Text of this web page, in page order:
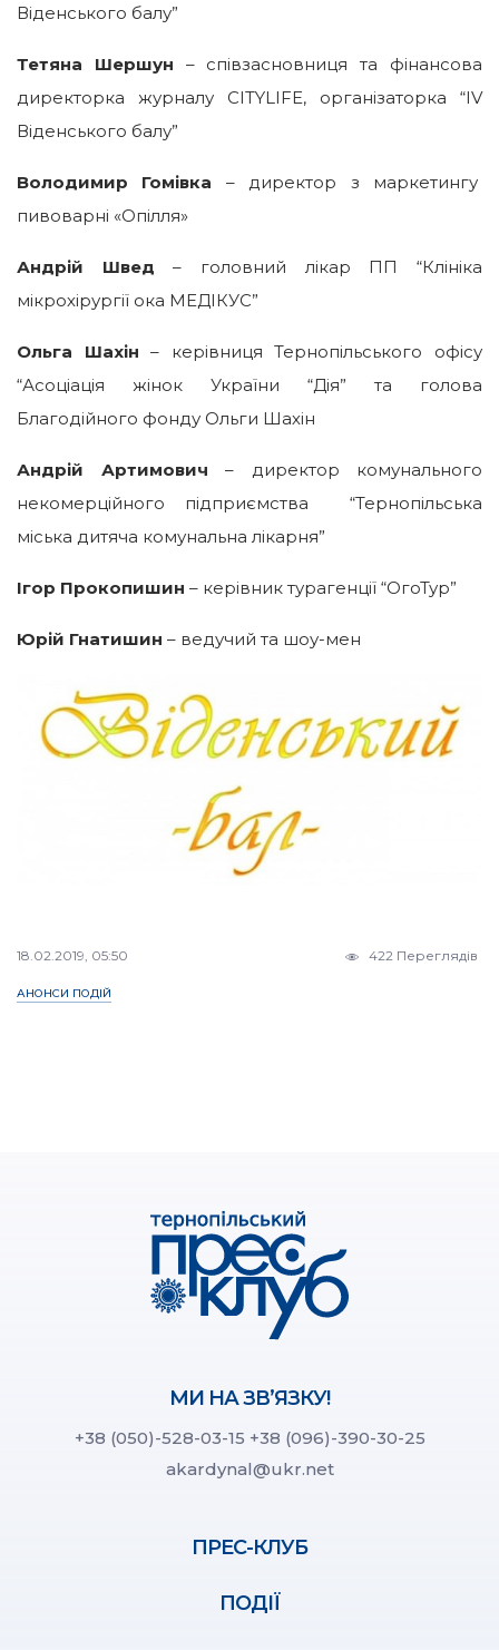
Віденського балу”
Тетяна Шершун – співзасновниця та фінансова
директорка журналу CITYLIFE, організаторка “IV
Віденського балу”
Володимир Гомівка – директор з маркетингу
пивоварні «Опілля»
Андрій Швед – головний лікар ПП “Клініка
мікрохірургії ока МЕДІКУС”
Ольга Шахін – керівниця Тернопільського офісу
“Асоціація жінок України “Дія” та голова
Благодійного фонду Ольги Шахін
Андрій Артимович – директор комунального
некомерційного підприємства “Тернопільська
міська дитяча комунальна лікарня”
Ігор Прокопишин – керівник турагенції “ОгоТур”
Юрій Гнатишин – ведучий та шоу-мен
18.02.2019, 05:50 422 Переглядів
АНОНСИ ПОДІЙ
МИ НА ЗВ’ЯЗКУ!
+38 (050)-528-03-15 +38 (096)-390-30-25
akardynal@ukr.net
ПРЕС-КЛУБ
ПОДІЇ